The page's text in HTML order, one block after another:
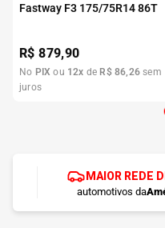
Fastway F3 175/75R14 86T
R$879,90
No PIX ou 12x de R$ 86,26 sem
juros
MAIOR REDE
automotivos da